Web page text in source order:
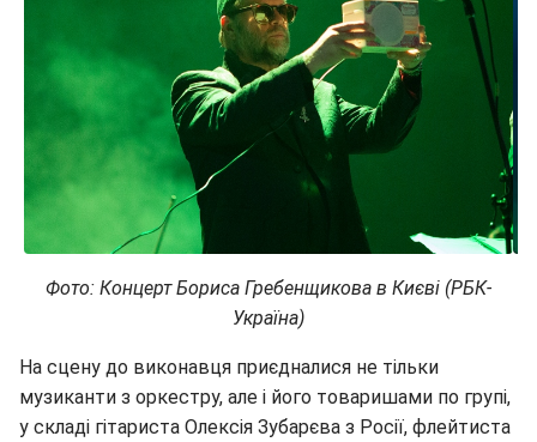
Фото: Концерт Бориса Гребенщикова в Києві (РБК-
Україна)
На сцену до виконавця приєдналися не тільки
музиканти з оркестру, але і його товаришами по групі,
у складі гітариста Олексія Зубарєва з Росії, флейтиста